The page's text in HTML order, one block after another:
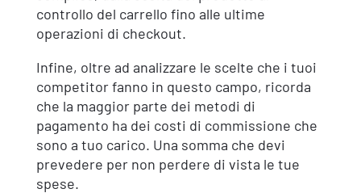
controllo del carrello fino alle ultime
operazioni di checkout.
Infine, oltre ad analizzare le scelte che i tuoi
competitor fanno in questo campo, ricorda
che la maggior parte dei metodi di
pagamento ha dei costi di commissione che
sono a tuo carico. Una somma che devi
prevedere per non perdere di vista le tue
spese.